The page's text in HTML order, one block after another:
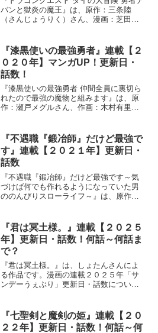
バンと獄炎の魔王』は、原作：三条陸
（さんじょうりく）さん、漫画：芝田優
ジャンプ」掲載号、「Vジャンプ」発売
日、掲載話数について...
『漆黒使いの最強勇者』連載【２
０２０年】マンガUP！更新日・
話数！
『漆黒使いの最強勇者 仲間全員に裏切ら
れたので最強の魔物と組みます』は、原
作：瀬戸メグルさん、作画：木村有里さ
０年】マンガUP！更新日、話数につい
て、詳しく紹介していま...
『不遇職『鍛冶師』だけど最強で
す』連載【２０２１年】更新日・
話数
『不遇職『鍛冶師』だけど最強です～気
づけば何でも作れるようになっていた男
ののんびりスローライフ～』は、原作：
品です。漫画の連載【２０２１年】マガ
ポケ更新日・話数について...
『君は冥土様。』連載【２０２５
年】更新日・話数！何話～何話ま
で？
『君は冥土様。』は、しょたんさんによ
る作品です。漫画の連載２０２５年「サ
ンデーうぇぶり」更新日・話数につい
『七聖剣と魔剣の姫』連載【２０
２２年】更新日・話数！何話～何